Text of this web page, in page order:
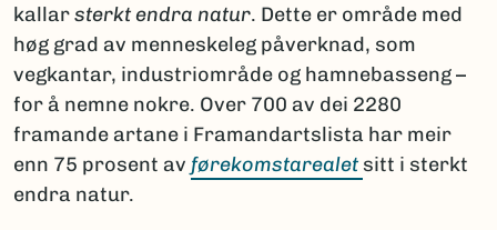
kallarsterkt endra natur. Dette er område med
høg grad av menneskeleg påverknad, som
vegkantar, industriområde og hamnebasseng –
for å nemne nokre. Over 700 av dei 2280
framande artane i Framandartslista har meir
enn 75 prosent av førekomstarealet sitt i sterkt
endra natur.